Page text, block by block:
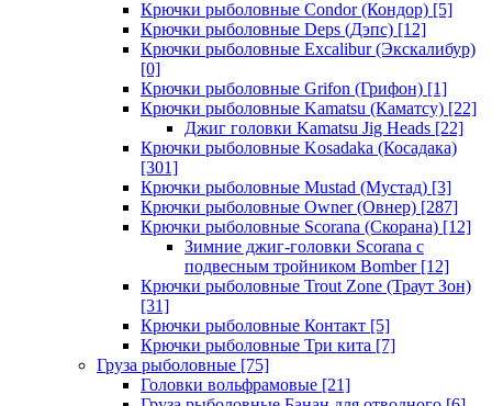
Крючки рыболовные Condor (Кондор) [5]
Крючки рыболовные Deps (Дэпс) [12]
Крючки рыболовные Excalibur (Экскалибур)
[0]
Крючки рыболовные Grifon (Грифон) [1]
Крючки рыболовные Kamatsu (Каматсу) [22]
Джиг головки Kamatsu Jig Heads [22]
Крючки рыболовные Kosadaka (Косадака)
[301]
Крючки рыболовные Mustad (Мустад) [3]
Крючки рыболовные Owner (Овнер) [287]
Крючки рыболовные Scorana (Скорана) [12]
Зимние джиг-головки Scorana с
подвесным тройником Bomber[12]
Крючки рыболовные Trout Zone (Траут Зон)
[31]
Крючки рыболовные Контакт [5]
Крючки рыболовные Три кита [7]
Груза рыболовные [75]
Головки вольфрамовые [21]